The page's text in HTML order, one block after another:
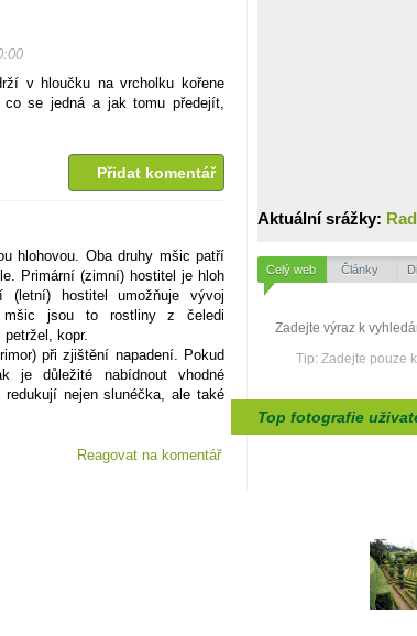
v hloučku na vrcholku kořene
se jedná a jak tomu předejít,
Přidat komentář
hlohovou. Oba druhy mšic patří
Primární (zimní) hostitel je hloh
(letní) hostitel umožňuje vývoj
mšic jsou to rostliny z čeledi
kopr.
při zjištění napadení. Pokud
je důležité nabídnout vhodné
nejen slunéčka, ale také
Reagovat na komentář
Aktuální srážky:
Celý web Články
Tip: Zadejte pouze
Top fotografie